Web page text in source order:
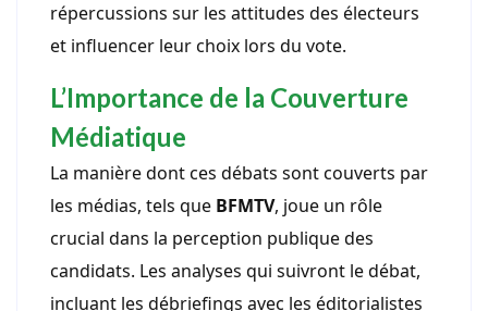
répercussions sur les attitudes des électeurs
et influencer leur choix lors du vote.
L’Importance de la Couverture
Médiatique
La manière dont ces débats sont couverts par
les médias, tels que BFMTV, joue un rôle
crucial dans la perception publique des
candidats. Les analyses qui suivront le débat,
incluant les débriefings avec les éditorialistes